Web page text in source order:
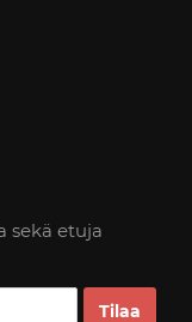
sekä etuja